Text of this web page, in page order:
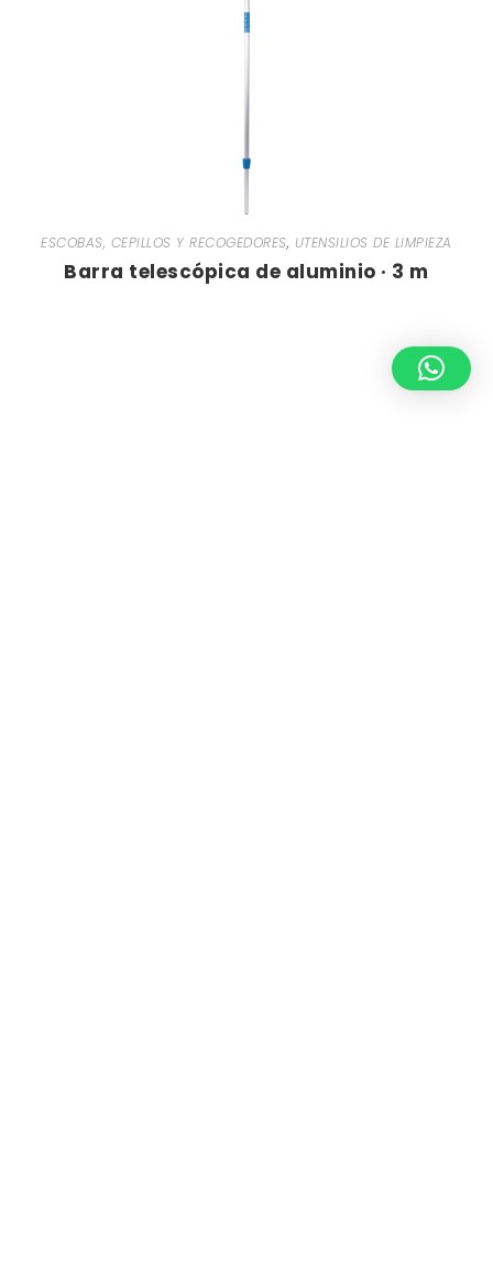
ESCOBAS, CEPILLOS Y RECOGEDORES, UTENSILIOS DE LIMPIEZA
Barra telescópica de aluminio · 3 m